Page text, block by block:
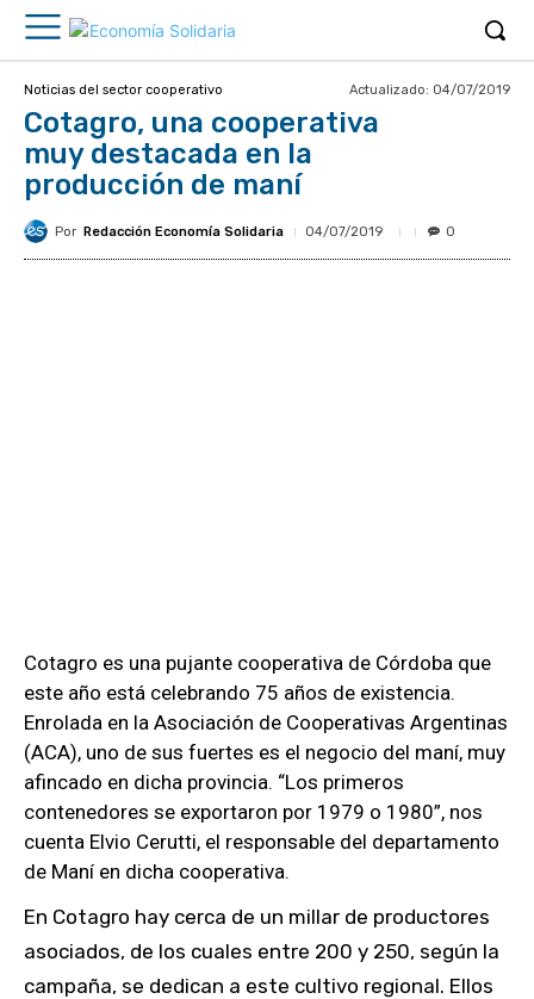
Noticias del sector cooperativo Actualizado: 04/07/2019
Cotagro, una cooperativa
muy destacada en la
producción de maní
Por Redacción Economía Solidaria 04/07/2019 0
Cotagro es una pujante cooperativa de Córdoba que
este año está celebrando 75 años de existencia.
Enrolada en la Asociación de Cooperativas Argentinas
(ACA), uno de sus fuertes es el negocio del maní, muy
afincado en dicha provincia. “Los primeros
contenedores se exportaron por 1979 o 1980”, nos
cuenta Elvio Cerutti, el responsable del departamento
de Maní en dicha cooperativa.
En Cotagro hay cerca de un millar de productores
asociados, de los cuales entre 200 y 250, según la
campaña, se dedican a este cultivo regional. Ellos